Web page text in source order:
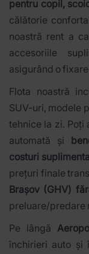
pentru copil,
călătorie
noastră rent a
accesoriile
asigurând o
Flota noastră
SUV-uri, modele
tehnice la zi. Poți
automată și
costuri
prețuri finale
Brașov (GHV)
preluare/predare
Pe lângă
închirieri auto și